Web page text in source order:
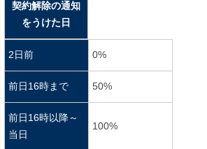
契約解除の通知
をうけた日
2日前 0%
前日16時まで 50%
前日16時以降～
当日
100%